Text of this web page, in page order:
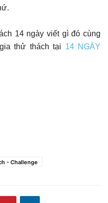
14 ngày viết gì đó cùng
thử thách tại 14 NGÀY
- Challenge